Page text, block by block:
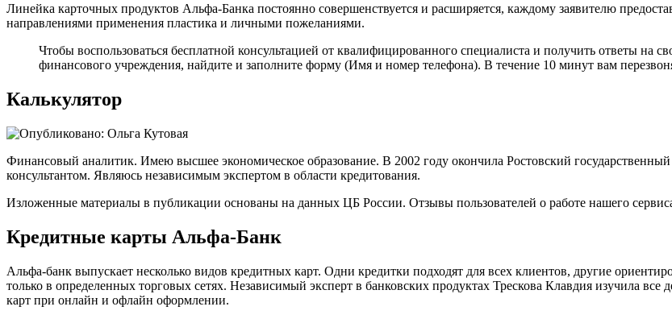
Линейка карточных продуктов Альфа-Банка постоянно совершенствуется и расширяется, каждому заявителю
направлениями применения пластика и личными пожеланиями.
Чтобы воспользоваться бесплатной консультацией от квалифицированного специалиста и получить ответы на
финансового учреждения, найдите и заполните форму (Имя и номер телефона). В течение 10 минут вам
Калькулятор
Финансовый аналитик. Имею высшее экономическое образование. В 2002 году окончила Ростовский
консультантом. Являюсь независимым экспертом в области кредитования.
Изложенные материалы в публикации основаны на данных ЦБ России. Отзывы пользователей о работе нашего
Кредитные карты Альфа-Банк
Альфа-банк выпускает несколько видов кредитных карт. Одни кредитки подходят для всех клиентов, другие
только в определенных торговых сетях. Независимый эксперт в банковских продуктах Трескова Клавдия изучила
карт при онлайн и офлайн оформлении.